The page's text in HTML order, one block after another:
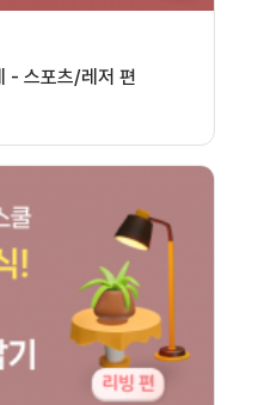
- 스포츠/레저 편